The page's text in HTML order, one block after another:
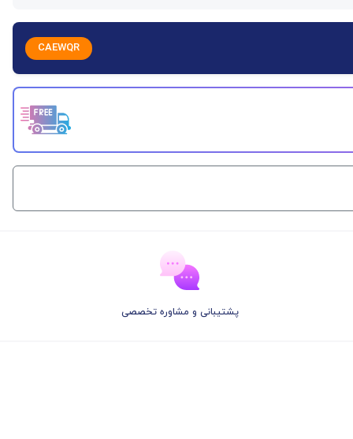
CAEWQR
پشتیبانی و مشاوره تخصصی